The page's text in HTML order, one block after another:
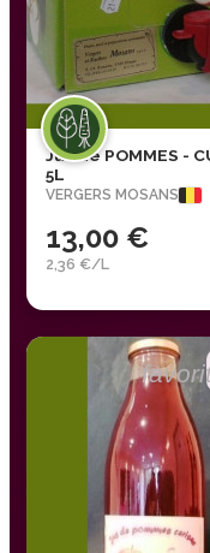
Jus de POMMES -
5L
VERGERS MOSANS
13,00 €
2,36 €/L